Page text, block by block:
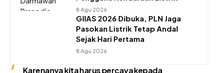
8 Agu 2026
GIIAS 2026 Dibuka, PLN Jaga
Pasokan Listrik Tetap Andal
Sejak Hari Pertama
8 Agu 2026
Karenanya kita harus percaya kepada